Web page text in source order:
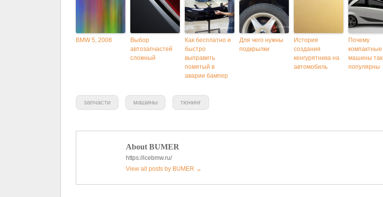
BMW 5, 2008
Выбор
автозапчастей
сложный
Как бесплатно и
быстро
выправить
помятый в
аварии бампер
Для чего нужны
подкрылки
История
создания
кенгурятника на
автомобиль
Почему
компактные
машины так
популярны
запчасти машины тюнинг
About BUMER
https://icebmw.ru/
View all posts by BUMER →